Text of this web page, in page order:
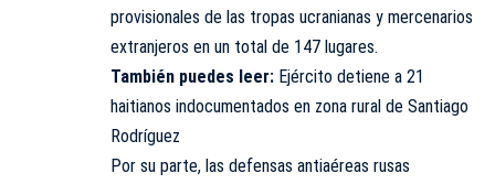
provisionales de las tropas ucranianas y mercenarios
extranjeros en un total de 147 lugares.
También puedes leer: Ejército detiene a 21
haitianos indocumentados en zona rural de Santiago
Rodríguez
Por su parte, las defensas antiaéreas rusas